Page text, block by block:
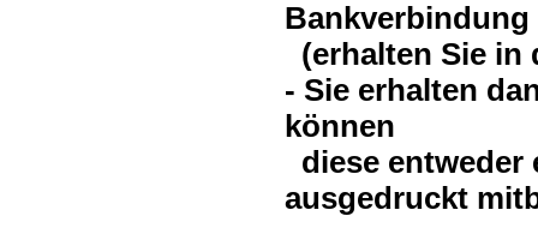
Bankverbindung
(erhalten Sie in
- Sie erhalten
können
diese entweder
ausgedruckt